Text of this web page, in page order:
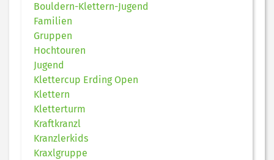
Bouldern-Klettern-Jugend
Familien
Gruppen
Hochtouren
Jugend
Klettercup Erding Open
Klettern
Kletterturm
Kraftkranzl
Kranzlerkids
Kraxlgruppe